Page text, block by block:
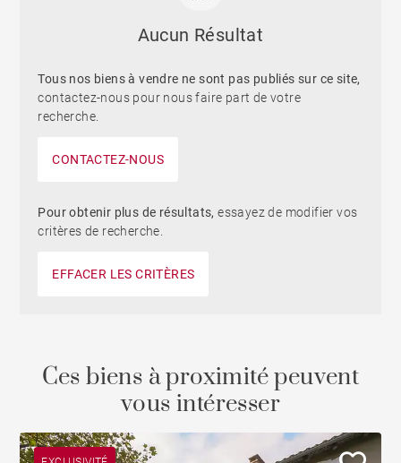
Aucun Résultat
Tous nos biens à vendre ne sont pas publiés sur ce site,
contactez-nous pour nous faire part de votre
recherche.
CONTACTEZ-NOUS
Pour obtenir plus de résultats,essayez de modifier vos
critères de recherche.
EFFACER LES CRITÈRES
Ces biens à proximité peuvent
vous intéresser